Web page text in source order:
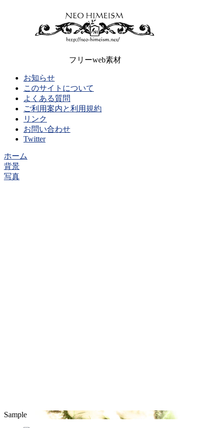
フリーweb素材
お知らせ
このサイトについて
よくある質問
ご利用案内と利用規約
リンク
お問い合わせ
Twitter
ホーム
背景
写真
Sample